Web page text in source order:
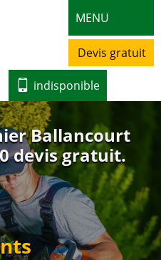
MENU
Devis gratuit
indisponible
Ballancourt
devis gratuit.